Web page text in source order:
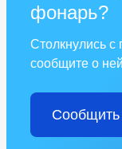
фонарь?
Столкнулись
сообщите о